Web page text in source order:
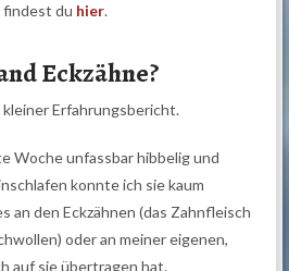
findest du hier.
Eckzähne?
Erfahrungsbericht.
Woche unfassbar hibbelig und
konnte ich sie kaum
an den Eckzähnen (das Zahnfleisch
oder an meiner eigenen,
auf sie übertragen hat.